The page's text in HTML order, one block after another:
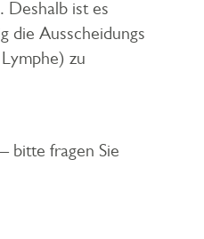
Deshalb ist es
die Ausscheidungs
zu
bitte fragen Sie